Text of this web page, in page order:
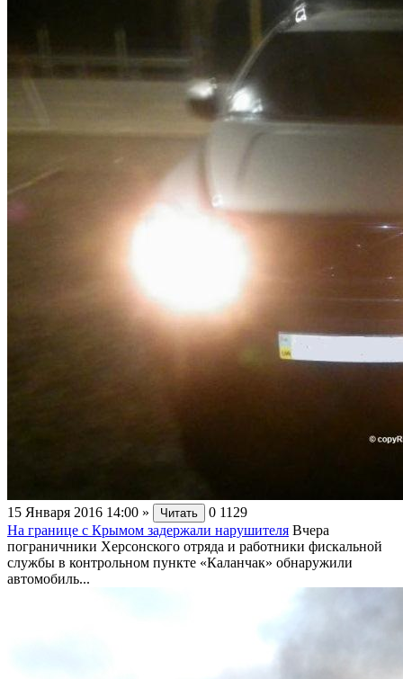
15 Января 2016 14:00 » Читать 0 1129
На границе с Крымом задержали нарушителя Вчера
пограничники Херсонского отряда и работники фискальной
службы в контрольном пункте «Каланчак» обнаружили
автомобиль...